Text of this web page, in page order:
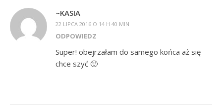
~KASIA
22 LIPCA 2016 O 14 H 40 MIN
ODPOWIEDZ
Super! obejrzałam do samego końca aż się
chce szyć 🙂